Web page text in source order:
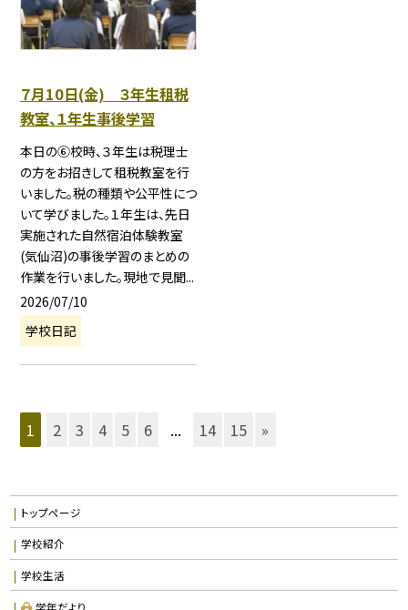
７月10日(金) ３年生租税
教室、１年生事後学習
本日の⑥校時、３年生は税理士
の方をお招きして租税教室を行
いました。税の種類や公平性につ
いて学びました。１年生は、先日
実施された自然宿泊体験教室
(気仙沼)の事後学習のまとめの
作業を行いました。現地で見聞...
2026/07/10
学校日記
1 2 3 4 5 6 ... 14 15 »
トップページ
学校紹介
学校生活
学年だより